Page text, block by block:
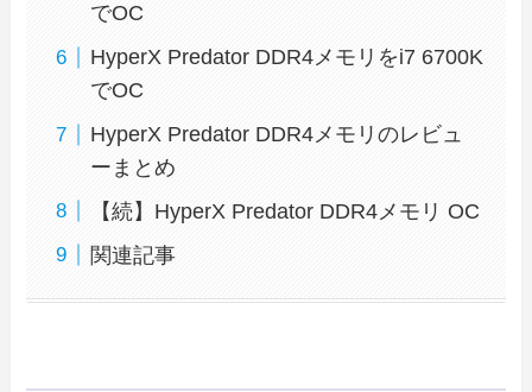
でOC
HyperX Predator DDR4メモリをi7 6700K
でOC
HyperX Predator DDR4メモリのレビュ
ーまとめ
【続】HyperX Predator DDR4メモリ OC
関連記事